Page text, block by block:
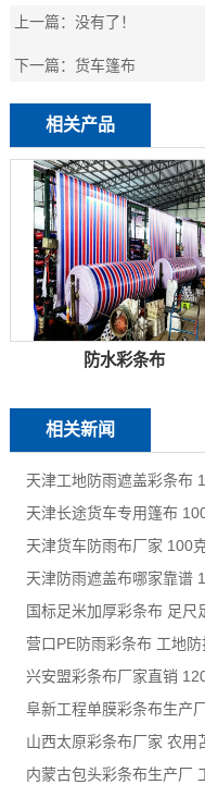
上一篇：没有了！
下一篇： 货车篷布
相关产品
防水彩条布
相关新闻